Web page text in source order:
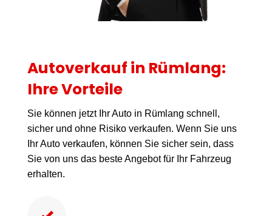
Autoverkauf in Rümlang:
Ihre Vorteile
Sie können jetzt Ihr Auto in Rümlang schnell,
sicher und ohne Risiko verkaufen. Wenn Sie uns
Ihr Auto verkaufen, können Sie sicher sein, dass
Sie von uns das beste Angebot für Ihr Fahrzeug
erhalten.